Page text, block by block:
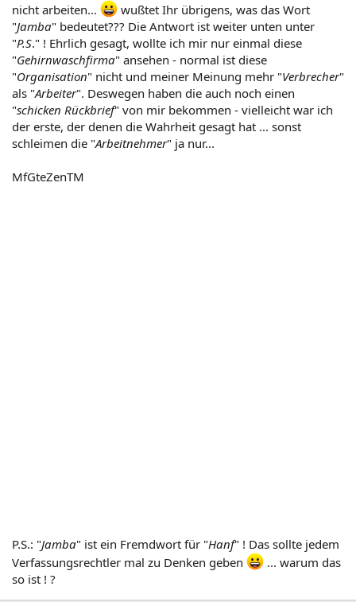
nicht arbeiten...
wußtet Ihr übrigens, was das Wort
"Jamba" bedeutet??? Die Antwort ist weiter unten unter
"P.S." ! Ehrlich gesagt, wollte ich mir nur einmal diese
"Gehirnwaschfirma" ansehen - normal ist diese
"Organisation" nicht und meiner Meinung mehr "Verbrecher"
als "Arbeiter". Deswegen haben die auch noch einen
"schicken Rückbrief" von mir bekommen - vielleicht war ich
der erste, der denen die Wahrheit gesagt hat ... sonst
schleimen die "Arbeitnehmer" ja nur...
MfGteZenTM
P.S.: "Jamba" ist ein Fremdwort für "Hanf" ! Das sollte jedem
Verfassungsrechtler mal zu Denken geben
... warum das
so ist ! ?